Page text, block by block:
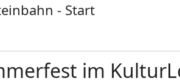
- Start
im